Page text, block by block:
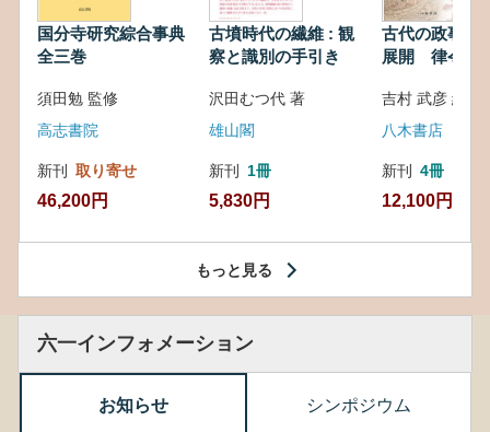
国分寺研究綜合事典
全三巻
須田勉 監修
高志書院
新刊 取り寄せ
46,200円
古墳時代の繊維 : 観
察と識別の手引き
沢田むつ代 著
雄山閣
新刊 1冊
5,830円
古代の政事と
展開 律令・
吉村 武彦 編集
八木書店
新刊 4冊
12,100円
もっと見る
六一インフォメーション
お知らせ シンポジウム